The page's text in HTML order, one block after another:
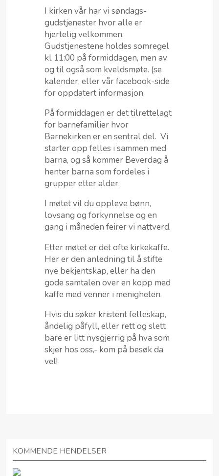
I kirken vår har vi søndags-
gudstjenester hvor alle er
hjertelig velkommen.
Gudstjenestene holdes somregel
kl 11:00 på formiddagen, men av
og til også som kveldsmøte. (se
kalender, eller vår facebook-side
for oppdatert informasjon.
På formiddagen er det tilrettelagt
for barnefamilier hvor
Barnekirken er en sentral del. Vi
starter opp felles i sammen med
barna, og så kommer Beverdag å
henter barna som fordeles i
grupper etter alder.
I møtet vil du oppleve bønn,
lovsang og forkynnelse og en
gang i måneden feirer vi nattverd.
Etter møtet er det ofte kirkekaffe.
Her er den anledning til å stifte
nye bekjentskap, eller ha den
gode samtalen over en kopp med
kaffe med venner i menigheten.
Hvis du søker kristent felleskap,
åndelig påfyll, eller rett og slett
bare er litt nysgjerrig på hva som
skjer hos oss,- kom på besøk da
vel!
KOMMENDE HENDELSER